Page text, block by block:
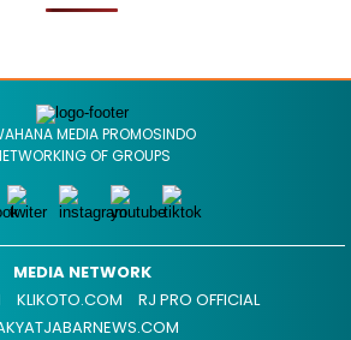
MEDIA PROMOSINDO
OF GROUPS
MEDIA NETWORK
KLIKOTO.COM
RJ PRO OFFICIAL